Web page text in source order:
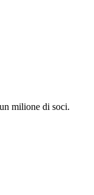
milione di soci.